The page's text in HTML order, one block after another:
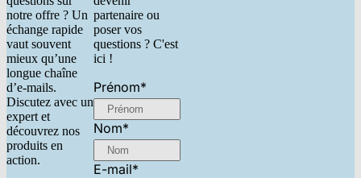
notre offre ? Un
échange rapide
vaut souvent
mieux qu’une
longue chaîne
d’e-mails.
Discutez avec un
expert et
découvrez nos
produits en
action.
partenaire ou
poser vos
questions ? C'est
ici !
Prénom*
Nom*
E-mail*